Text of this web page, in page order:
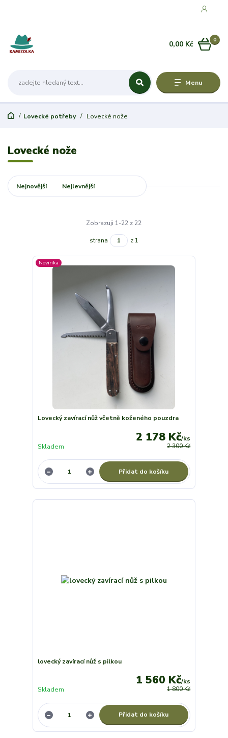
Menu
0
0,00 Kč
Lovecké potřeby Lovecké nože
Lovecké nože
Nejnovější Nejlevnější
Zobrazuji 1-22 z 22
strana z 1
Novinka
Lovecký zavírací nůž včetně koženého pouzdra
2 300 Kč
2 178 Kč/ks
Skladem
Přidat do košíku
lovecký zavírací nůž s pilkou
1 800 Kč
1 560 Kč/ks
Skladem
Přidat do košíku